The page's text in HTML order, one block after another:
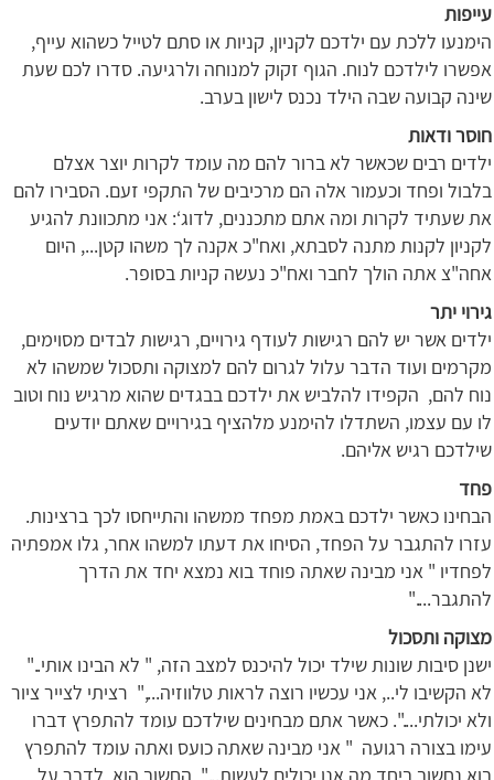
עייפות
הימנעו ללכת עם ילדכם לקניון, קניות או סתם לטייל כשהוא עייף,
אפשרו לילדכם לנוח. הגוף זקוק למנוחה ולרגיעה. סדרו לכם שעת
שינה קבועה שבה הילד נכנס לישון בערב.
חוסר ודאות
ילדים רבים שכאשר לא ברור להם מה עומד לקרות יוצר אצלם
בלבול ופחד וכעמור אלה הם מרכיבים של התקפי זעם. הסבירו להם
את שעתיד לקרות ומה אתם מתכננים, לדוג‘: אני מתכוונת להגיע
לקניון לקנות מתנה לסבתא, ואח"כ אקנה לך משהו קטן..., היום
אחה"צ אתה הולך לחבר ואח"כ נעשה קניות בסופר.
גירוי יתר
ילדים אשר יש להם רגישות לעודף גירויים, רגישות לבדים מסוימים,
מקרמים ועוד הדבר עלול לגרום להם למצוקה ותסכול שמשהו לא
נוח להם, הקפידו להלביש את ילדכם בבגדים שהוא מרגיש נוח וטוב
לו עם עצמו, השתדלו להימנע מלהציף בגירויים שאתם יודעים
שילדכם רגיש אליהם.
פחד
הבחינו כאשר ילדכם באמת מפחד ממשהו והתייחסו לכך ברצינות.
עזרו להתגבר על הפחד, הסיחו את דעתו למשהו אחר, גלו אמפתיה
לפחדיו " אני מבינה שאתה פוחד בוא נמצא יחד את הדרך
להתגבר...."
מצוקה ותסכול
ישנן סיבות שונות שילד יכול להיכנס למצב הזה, " לא הבינו אותי.."
לא הקשיבו לי.., אני עכשיו רוצה לראות טלווזיה...," רציתי לצייר ציור
ולא יכולתי....". כאשר אתם מבחינים שילדכם עומד להתפרץ דברו
עימו בצורה רגועה " אני מבינה שאתה כועס ואתה עומד להתפרץ